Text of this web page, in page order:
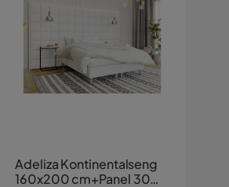
Adeliza Kontinentalseng
160x200 cm+Panel 30